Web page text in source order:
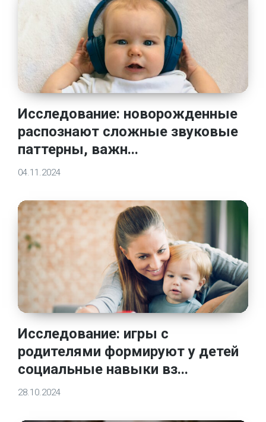
Исследование: новорожденные
распознают сложные звуковые
паттерны, важн...
04.11.2024
Исследование: игры с
родителями формируют у детей
социальные навыки вз...
28.10.2024